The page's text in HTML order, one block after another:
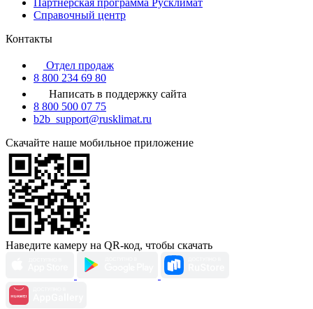
Справочный центр
Контакты
Отдел продаж
8 800 234 69 80
Написать в поддержку сайта
8 800 500 07 75
b2b_support@rusklimat.ru
Скачайте наше мобильное приложение
Наведите камеру на QR-код, чтобы скачать